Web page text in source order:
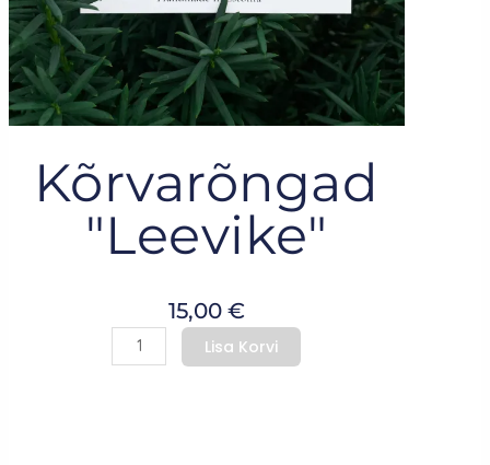
Kõrvarõngad
"Leevike"
15,00 €
Earrings
"Bullfinch
Lisa Korvi